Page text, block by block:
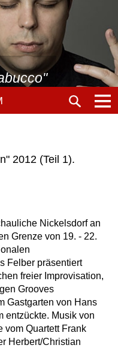
2012 (Teil 1).
Nickelsdorf an
Grenze von 19. - 22.
Felber präsentiert
freier Improvisation,
Grooves
Gastgarten von Hans
entzückte. Musik von
vom Quartett Frank
Herbert/Christian